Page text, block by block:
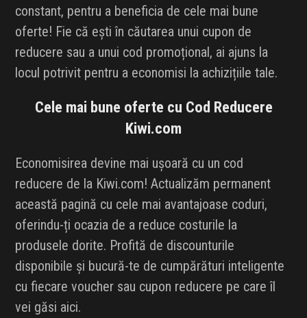
constant, pentru a beneficia de cele mai bune
oferte! Fie că ești în căutarea unui cupon de
reducere sau a unui cod promoțional, ai ajuns la
locul potrivit pentru a economisi la achizițiile tale.
Cele mai bune oferte cu Cod Reducere
Kiwi.com
Economisirea devine mai ușoară cu un cod
reducere de la Kiwi.com! Actualizăm permanent
această pagină cu cele mai avantajoase coduri,
oferindu-ți ocazia de a reduce costurile la
produsele dorite. Profită de discounturile
disponibile și bucură-te de cumpărături inteligente
cu fiecare voucher sau cupon reducere pe care îl
vei găsi aici.